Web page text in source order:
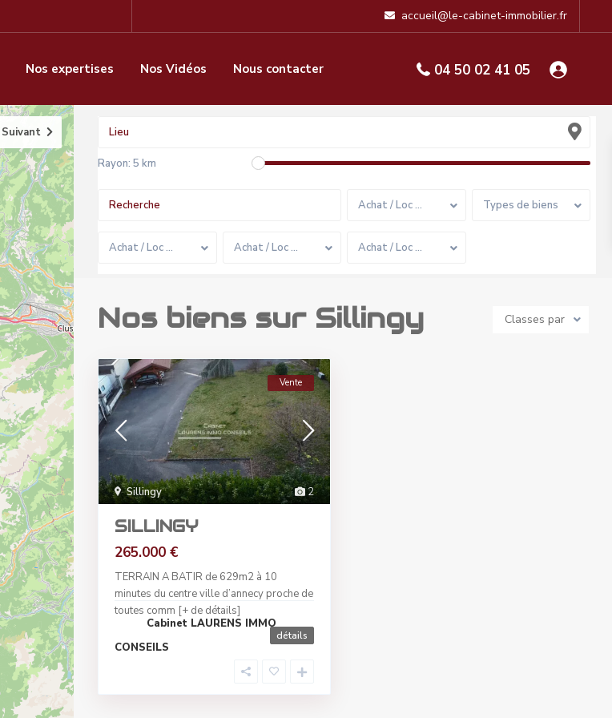
accueil@le-cabinet-immobilier.fr
04 50 02 41 05
Nos expertises Nos Vidéos Nous contacter
Suivant
Rayon: 5 km
Achat / Loc … Types de biens
Achat / Loc … Achat / Loc … Achat / Loc …
Classes par
Nos biens sur Sillingy
2
Sillingy
Vente
SILLINGY
265.000 €
TERRAIN A BATIR de 629m2 à 10
minutes du centre ville d’annecy proche de
toutes comm [+ de détails]
détails
Cabinet LAURENS IMMO
CONSEILS